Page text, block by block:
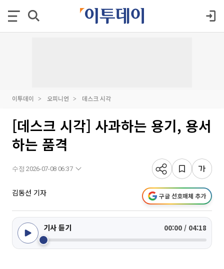
이투데이 오피니언 데스크 시각
[데스크 시각] 사과하는 용기, 용서
하는 품격
수정 2026-07-08 06:37
김동선 기자 구글 선호매체 추가
기사 듣기 00:00 / 04:18